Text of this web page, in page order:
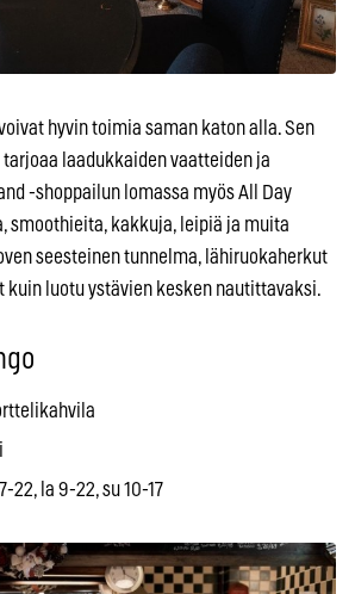
hyvin toimia saman katon alla. Sen
tarjoaa laadukkaiden vaatteiden ja
-shoppailun lomassa myös All Day
smoothieita, kakkuja, leipiä ja muita
seesteinen tunnelma, lähiruokaherkut
kuin luotu ystävien kesken nautittavaksi.
22, la 9-22, su 10-17